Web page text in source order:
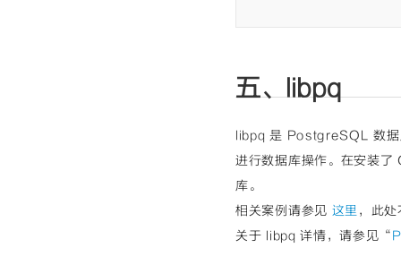
0);">;</span>
</span></
ake-lm-pad-
x; padding:
der-box
ment st <span
x; padding:
der-box
or: rgb(0, 92,
t"
style=
e 0% 0% /
row
margin: 0px;
ng-box
ake-lm-pad-
e 0% 0% /
commit()
</span></
</span></
margin: 0px;
e-lm-pad-level-
padding: 0px;
box rgba(0, 0,
yle="color:
</span></
margin: 0px;
g-box border-
e-lm-pad-level-
五、libpq
libpq 是 PostgreSQL 数据
进行数据库操作。在安装
库。
相关案例请参见 这里 ，此
关于 libpq 详情，请参见“